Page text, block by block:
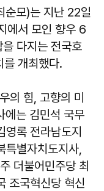
순모)는 지난 22일
에서 모인 향우 6
다지는 전국호
를 개최했다.
의 힘, 고향의 미
에는 김민석 국무
록 전라남도지
특별자치도지사,
더불어민주당 최
조국혁신당 혁신